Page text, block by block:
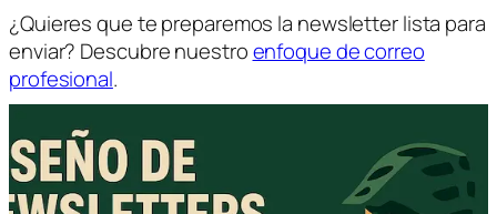
¿Quieres que te preparemos la newsletter lista para
enviar? Descubre nuestroenfoque de correo
profesional.